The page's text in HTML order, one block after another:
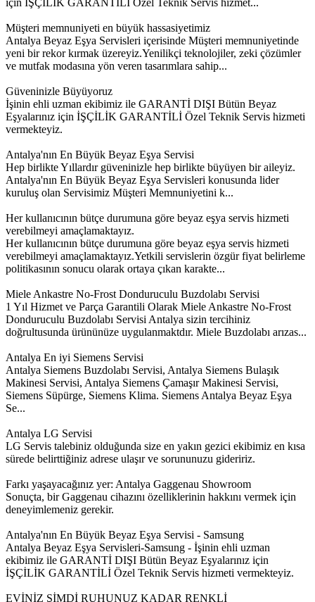
için İŞÇİLİK GARANTİLİ Özel Teknik Servis hizmet...
Müşteri memnuniyeti en büyük hassasiyetimiz
Antalya Beyaz Eşya Servisleri içerisinde Müşteri memnuniyetinde
yeni bir rekor kırmak üzereyiz.Yenilikçi teknolojiler, zeki çözümler
ve mutfak modasına yön veren tasarımlara sahip...
Güveninizle Büyüyoruz
İşinin ehli uzman ekibimiz ile GARANTİ DIŞI Bütün Beyaz
Eşyalarınız için İŞÇİLİK GARANTİLİ Özel Teknik Servis hizmeti
vermekteyiz.
Antalya'nın En Büyük Beyaz Eşya Servisi
Hep birlikte Yıllardır güveninizle hep birlikte büyüyen bir aileyiz.
Antalya'nın En Büyük Beyaz Eşya Servisleri konusunda lider
kuruluş olan Servisimiz Müşteri Memnuniyetini k...
Her kullanıcının bütçe durumuna göre beyaz eşya servis hizmeti
verebilmeyi amaçlamaktayız.
Her kullanıcının bütçe durumuna göre beyaz eşya servis hizmeti
verebilmeyi amaçlamaktayız.Yetkili servislerin özgür fiyat belirleme
politikasının sonucu olarak ortaya çıkan karakte...
Miele Ankastre No-Frost Donduruculu Buzdolabı Servisi
1 Yıl Hizmet ve Parça Garantili Olarak Miele Ankastre No-Frost
Donduruculu Buzdolabı Servisi Antalya sizin tercihiniz
doğrultusunda ürününüze uygulanmaktdır. Miele Buzdolabı arızas...
Antalya En iyi Siemens Servisi
Antalya Siemens Buzdolabı Servisi, Antalya Siemens Bulaşık
Makinesi Servisi, Antalya Siemens Çamaşır Makinesi Servisi,
Siemens Süpürge, Siemens Klima. Siemens Antalya Beyaz Eşya
Se...
Antalya LG Servisi
LG Servis talebiniz olduğunda size en yakın gezici ekibimiz en kısa
sürede belirttiğiniz adrese ulaşır ve sorununuzu gideririz.
Farkı yaşayacağınız yer: Antalya Gaggenau Showroom
Sonuçta, bir Gaggenau cihazını özelliklerinin hakkını vermek için
deneyimlemeniz gerekir.
Antalya'nın En Büyük Beyaz Eşya Servisi - Samsung
Antalya Beyaz Eşya Servisleri-Samsung - İşinin ehli uzman
ekibimiz ile GARANTİ DIŞI Bütün Beyaz Eşyalarınız için
İŞÇİLİK GARANTİLİ Özel Teknik Servis hizmeti vermekteyiz.
EVİNİZ ŞİMDİ RUHUNUZ KADAR RENKLİ